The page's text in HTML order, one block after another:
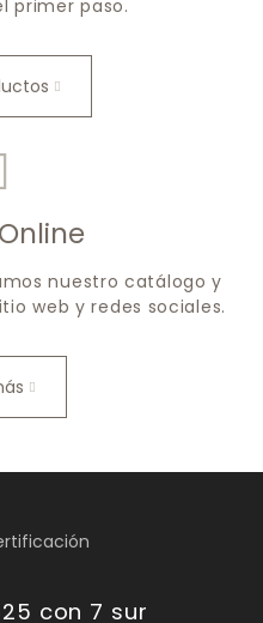
primer paso.
nuestro catálogo y
web y redes sociales.
con 7 sur